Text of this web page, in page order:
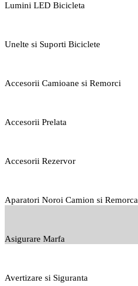
Lumini LED Bicicleta
Unelte si Suporti Biciclete
Accesorii Camioane si Remorci
Accesorii Prelata
Accesorii Rezervor
Aparatori Noroi Camion si Remorca
Asigurare Marfa
Avertizare si Siguranta